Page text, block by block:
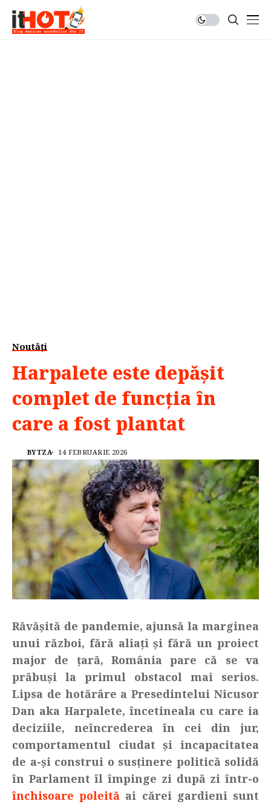
Noutăți
Harpalete este depășit
complet de funcția în
care a fost plantat
BYTZA 14 FEBRUARIE 2026
Răvășită de pandemie, ajunsă la marginea
unui război, fără aliați și fără un proiect
major de țară, România pare că se va
prăbuși la primul obstacol mai serios.
Lipsa de hotărâre a Presedintelui Nicusor
Dan aka Harpalete, încetineala cu care ia
deciziile, neîncrederea în cei din jur,
comportamentul ciudat și incapacitatea
de a-și construi o susținere politică solidă
în Parlament îl împinge zi după zi într-o
închisoare poleită ai cărei gardieni sunt